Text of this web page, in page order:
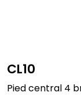
CL10
Pied central 4